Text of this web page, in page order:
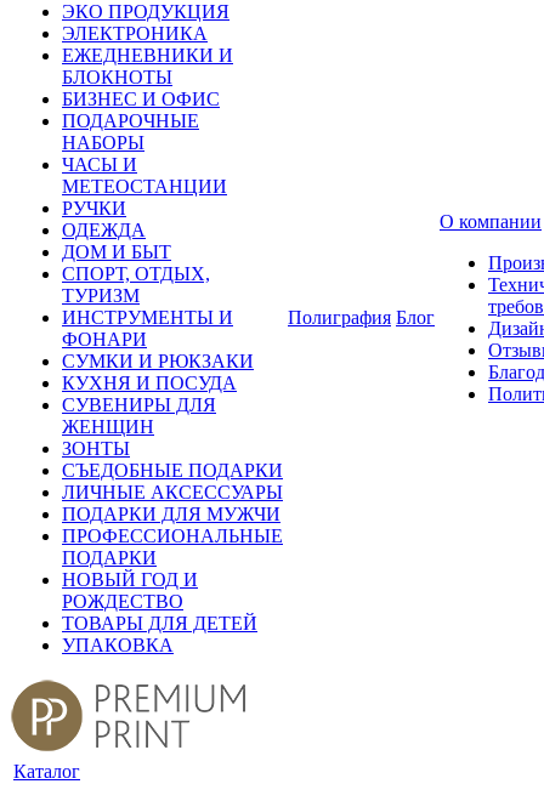
ЭКО ПРОДУКЦИЯ
ЭЛЕКТРОНИКА
ЕЖЕДНЕВНИКИ И
БЛОКНОТЫ
БИЗНЕС И ОФИС
ПОДАРОЧНЫЕ
НАБОРЫ
ЧАСЫ И
МЕТЕОСТАНЦИИ
РУЧКИ
ОДЕЖДА
ДОМ И БЫТ
СПОРТ, ОТДЫХ,
ТУРИЗМ
ИНСТРУМЕНТЫ И
ФОНАРИ
СУМКИ И РЮКЗАКИ
КУХНЯ И ПОСУДА
СУВЕНИРЫ ДЛЯ
ЖЕНЩИН
ЗОНТЫ
СЪЕДОБНЫЕ ПОДАРКИ
ЛИЧНЫЕ АКСЕССУАРЫ
ПОДАРКИ ДЛЯ МУЖЧИ
ПРОФЕССИОНАЛЬНЫЕ
ПОДАРКИ
НОВЫЙ ГОД И
РОЖДЕСТВО
ТОВАРЫ ДЛЯ ДЕТЕЙ
УПАКОВКА
Полиграфия Блог
О компании
Каталог